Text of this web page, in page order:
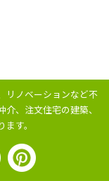
リノベーションなど不
介、注文住宅の建築、
す。